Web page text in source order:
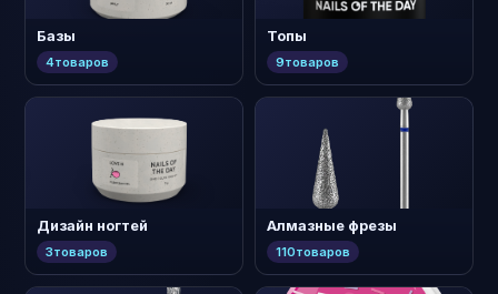
Базы
4товаров
Топы
9товаров
Дизайн ногтей
3товаров
Алмазные фрезы
110товаров